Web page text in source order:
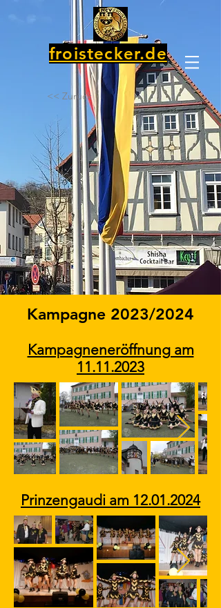
froistecker.de
<< Zurück
Kampagne 2023/2024
Kampagneneröffnung am
11.11.2023
Prinzengaudi am 12.01.2024